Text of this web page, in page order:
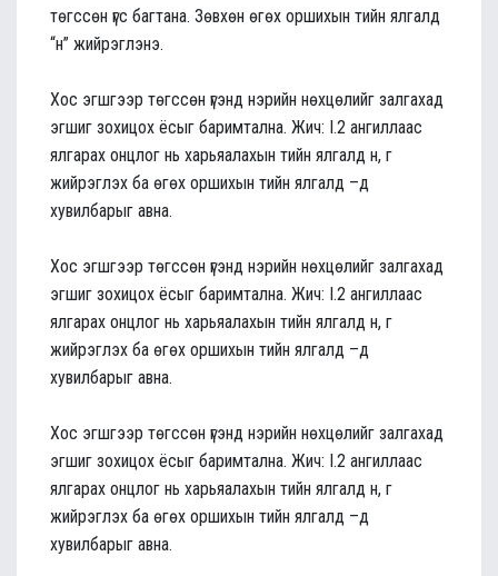
төгссөн үгс багтана. Зөвхөн өгөх оршихын тийн ялгалд
“н” жийрэглэнэ.
Хос эгшгээр төгссөн үгэнд нэрийн нөхцөлийг залгахад
эгшиг зохицох ёсыг баримтална. Жич: I.2 ангиллаас
ялгарах онцлог нь харьяалахын тийн ялгалд н, г
жийрэглэх ба өгөх оршихын тийн ялгалд –д
хувилбарыг авна.
Хос эгшгээр төгссөн үгэнд нэрийн нөхцөлийг залгахад
эгшиг зохицох ёсыг баримтална. Жич: I.2 ангиллаас
ялгарах онцлог нь харьяалахын тийн ялгалд н, г
жийрэглэх ба өгөх оршихын тийн ялгалд –д
хувилбарыг авна.
Хос эгшгээр төгссөн үгэнд нэрийн нөхцөлийг залгахад
эгшиг зохицох ёсыг баримтална. Жич: I.2 ангиллаас
ялгарах онцлог нь харьяалахын тийн ялгалд н, г
жийрэглэх ба өгөх оршихын тийн ялгалд –д
хувилбарыг авна.